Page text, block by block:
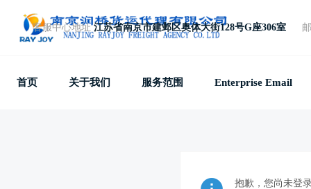
客服中心地址 江苏省南京市建邺区奥体大街128号G座306室
首页 关于我们 服务范围 Enterprise Email
抱歉，您尚未登